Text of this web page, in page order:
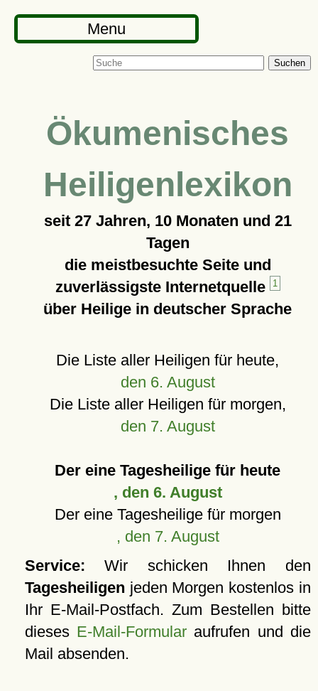
Menu
Suchen
Ökumenisches
Heiligenlexikon
seit 27 Jahren, 10 Monaten und 21
Tagen
die meistbesuchte Seite und
zuverlässigste Internetquelle
1
über Heilige in deutscher Sprache
Die Liste aller Heiligen für heute,
den 6. August
Die Liste aller Heiligen für morgen,
den 7. August
Der eine Tagesheilige für heute
, den 6. August
Der eine Tagesheilige für morgen
, den 7. August
Service: Wir schicken Ihnen den
Tagesheiligen jeden Morgen kostenlos in
Ihr E-Mail-Postfach. Zum Bestellen bitte
dieses E-Mail-Formular aufrufen und die
Mail absenden.